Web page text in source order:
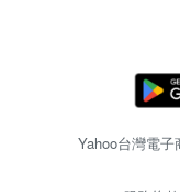
Yahoo台灣電